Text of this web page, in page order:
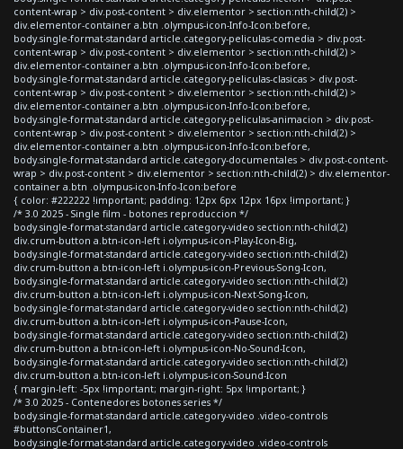
content-wrap > div.post-content > div.elementor > section:nth-child(2) >
div.elementor-container a.btn .olympus-icon-Info-Icon:before,
body.single-format-standard article.category-peliculas-comedia > div.post-
content-wrap > div.post-content > div.elementor > section:nth-child(2) >
div.elementor-container a.btn .olympus-icon-Info-Icon:before,
body.single-format-standard article.category-peliculas-clasicas > div.post-
content-wrap > div.post-content > div.elementor > section:nth-child(2) >
div.elementor-container a.btn .olympus-icon-Info-Icon:before,
body.single-format-standard article.category-peliculas-animacion > div.post-
content-wrap > div.post-content > div.elementor > section:nth-child(2) >
div.elementor-container a.btn .olympus-icon-Info-Icon:before,
body.single-format-standard article.category-documentales > div.post-content-
wrap > div.post-content > div.elementor > section:nth-child(2) > div.elementor-
container a.btn .olympus-icon-Info-Icon:before
{ color: #222222 !important; padding: 12px 6px 12px 16px !important; }
/* 3.0 2025 - Single film - botones reproduccion */
body.single-format-standard article.category-video section:nth-child(2)
div.crum-button a.btn-icon-left i.olympus-icon-Play-Icon-Big,
body.single-format-standard article.category-video section:nth-child(2)
div.crum-button a.btn-icon-left i.olympus-icon-Previous-Song-Icon,
body.single-format-standard article.category-video section:nth-child(2)
div.crum-button a.btn-icon-left i.olympus-icon-Next-Song-Icon,
body.single-format-standard article.category-video section:nth-child(2)
div.crum-button a.btn-icon-left i.olympus-icon-Pause-Icon,
body.single-format-standard article.category-video section:nth-child(2)
div.crum-button a.btn-icon-left i.olympus-icon-No-Sound-Icon,
body.single-format-standard article.category-video section:nth-child(2)
div.crum-button a.btn-icon-left i.olympus-icon-Sound-Icon
{ margin-left: -5px !important; margin-right: 5px !important; }
/* 3.0 2025 - Contenedores botones series */
body.single-format-standard article.category-video .video-controls
#buttonsContainer1,
body.single-format-standard article.category-video .video-controls